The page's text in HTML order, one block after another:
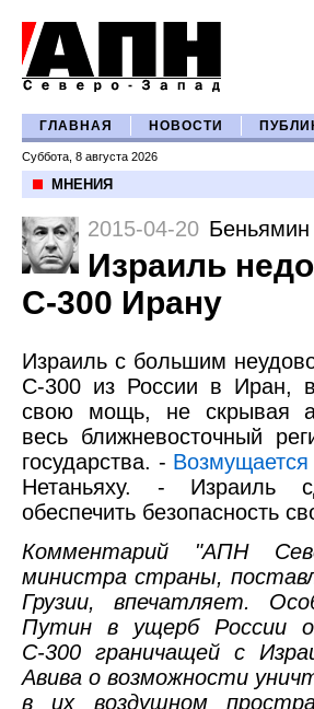
ГЛАВНАЯ НОВОСТИ
Суббота, 8 августа 2026
МНЕНИЯ
2015-04-20 Беньямин
Израиль
С-300 Ирану
Израиль с большим
С-300 из России в Иран,
свою мощь, не скрывая
весь ближневосточный
государства. - Возмущается
Нетаньяху. - Израиль
обеспечить безопасность
Комментарий "АПН
министра страны,
Грузии, впечатляет.
Путин в ущерб России
С-300 граничащей с
Авива о возможности
в их воздушном